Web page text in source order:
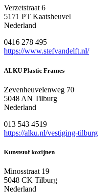
Verzetstraat 6
5171 PT Kaatsheuvel
Nederland
0416 278 495
https://www.stefvandelft.nl/
ALKU Plastic Frames
Zevenheuvelenweg 70
5048 AN Tilburg
Nederland
013 543 4519
https://alku.nl/vestiging-tilburg
Kunststof kozijnen
Minosstraat 19
5048 CK Tilburg
Nederland